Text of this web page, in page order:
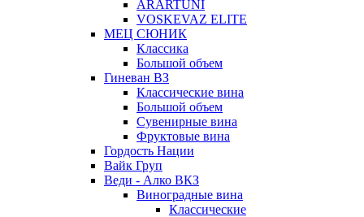
ARARTUNI
VOSKEVAZ ELITE
МЕЦ СЮНИК
Классика
Большой объем
Гиневан ВЗ
Классические вина
Большой объем
Сувенирные вина
Фруктовые вина
Гордость Нации
Вайк Груп
Веди - Алко ВКЗ
Виноградные вина
Классические